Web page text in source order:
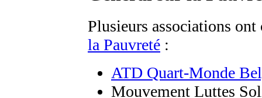
Plusieurs associations
la Pauvreté :
ATD Quart-Monde
Mouvement Luttes